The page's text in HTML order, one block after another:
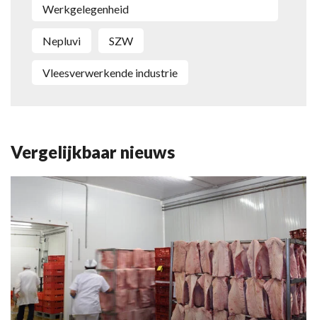
Werkgelegenheid
Nepluvi SZW
vleesverwerkende industrie
Vergelijkbaar nieuws